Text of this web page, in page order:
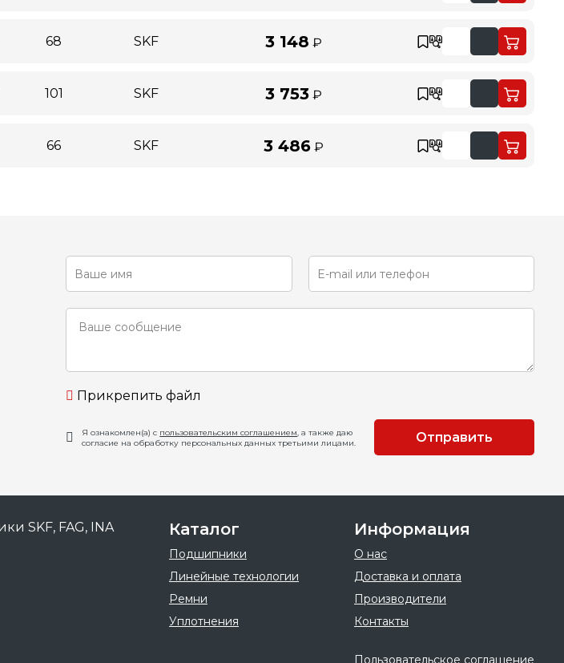
68 SKF 3 148 ₽
101 SKF 3 753₽
66 SKF 3 486₽
Прикрепить файл
Я ознакомлен(а) с пользовательским соглашением , а также даю
согласие на обработку персональных данных третьими лицами.
Отправить
Каталог
Подшипники
Линейные технологии
Ремни
Уплотнения
Информация
О нас
Доставка и оплата
Производители
Контакты
Пользовательское соглашение